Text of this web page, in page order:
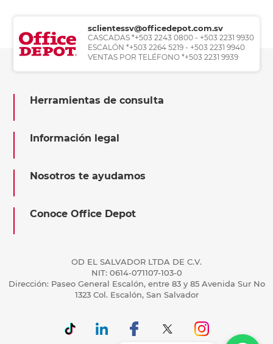
sclientessv@officedepot.com.sv
CASCADAS *+503 2243 0800 - +503 2231 9930
ESCALÓN *+503 2264 5219 - +503 2231 9940
VENTAS POR TELÉFONO *+503 2231 9939
Herramientas de consulta
Información legal
Nosotros te ayudamos
Conoce Office Depot
OD EL SALVADOR LTDA DE C.V.
NIT: 0614-071107-103-0
Dirección: Paseo General Escalón, entre 83 y 85 Avenida Sur No
1323 Col. Escalón, San Salvador